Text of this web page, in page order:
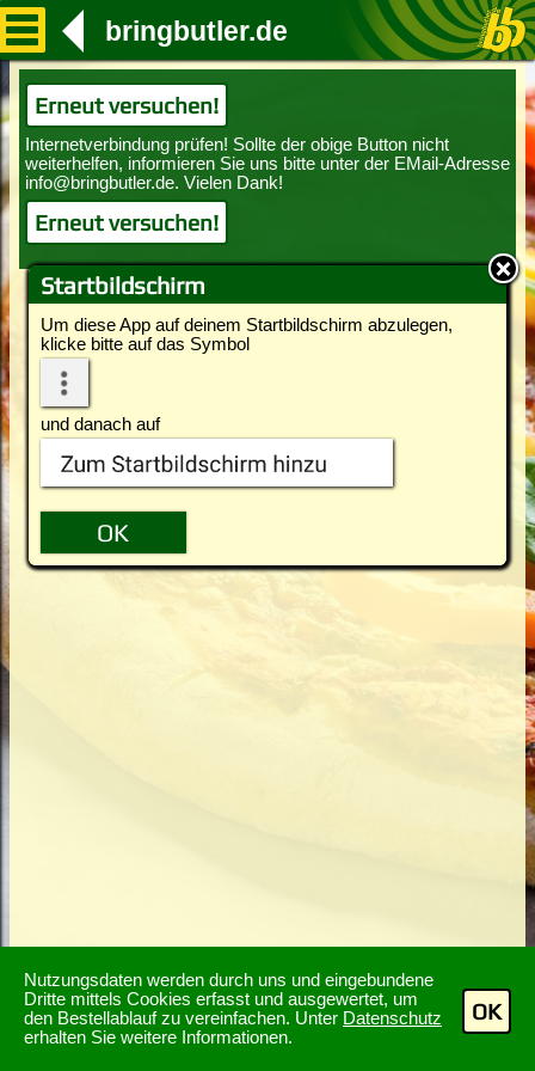
Nutzungsdaten werden durch uns und eingebundene
Dritte mittels Cookies erfasst und ausgewertet, um
den Bestellablauf zu vereinfachen. Unter Datenschutz
erhalten Sie weitere Informationen.
OK
Startbildschirm
Um diese App auf deinem Startbildschirm abzulegen,
klicke bitte auf das Symbol
und danach auf
bringbutler.de
Erneut versuchen!
Erneut versuchen!